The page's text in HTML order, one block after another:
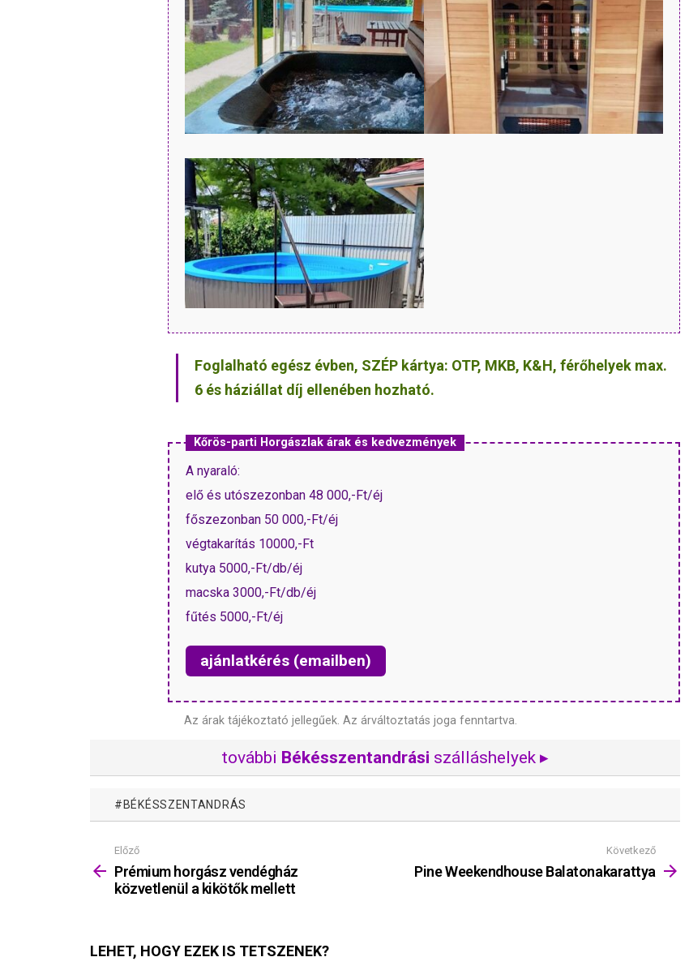
Foglalható egész évben, SZÉP kártya: OTP, MKB, K&H, férőhelyek max.
6 és háziállat díj ellenében hozható.
Kőrös-parti Horgászlak árak és kedvezmények
A nyaraló:
elő és utószezonban 48 000,-Ft/éj
főszezonban 50 000,-Ft/éj
végtakarítás 10000,-Ft
kutya 5000,-Ft/db/éj
macska 3000,-Ft/db/éj
fűtés 5000,-Ft/éj
ajánlatkérés (emailben)
Az árak tájékoztató jellegűek. Az árváltoztatás joga fenntartva.
további Békésszentandrási szálláshelyek ▸
BÉKÉSSZENTANDRÁS
Mutass
többet
Előző
Prémium horgász vendégház
közvetlenül a kikötők mellett
Következő
Pine Weekendhouse Balatonakarattya
LEHET, HOGY EZEK IS TETSZENEK?